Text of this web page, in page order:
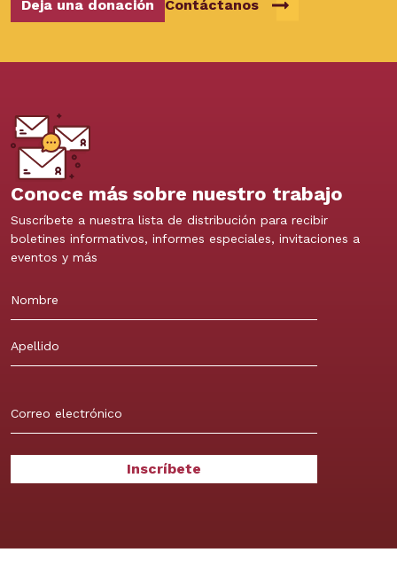
Deja una donación Contáctanos
Conoce más sobre nuestro trabajo
Suscríbete a nuestra lista de distribución para recibir
boletines informativos, informes especiales, invitaciones a
eventos y más